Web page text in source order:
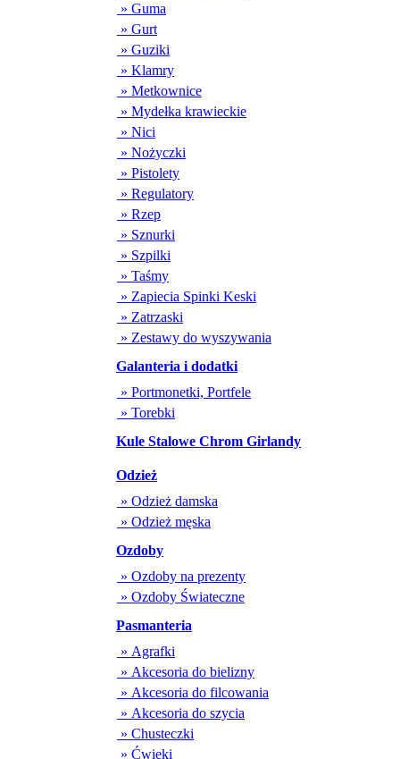
» Guma
» Gurt
» Guziki
» Klamry
» Metkownice
» Mydełka krawieckie
» Nici
» Nożyczki
» Pistolety
» Regulatory
» Rzep
» Sznurki
» Szpilki
» Taśmy
» Zapiecia Spinki Keski
» Zatrzaski
» Zestawy do wyszywania
Galanteria i dodatki
» Portmonetki, Portfele
» Torebki
Kule Stalowe Chrom Girlandy
Odzież
» Odzież damska
» Odzież męska
Ozdoby
» Ozdoby na prezenty
» Ozdoby Świateczne
Pasmanteria
» Agrafki
» Akcesoria do bielizny
» Akcesoria do filcowania
» Akcesoria do szycia
» Chusteczki
» Ćwieki